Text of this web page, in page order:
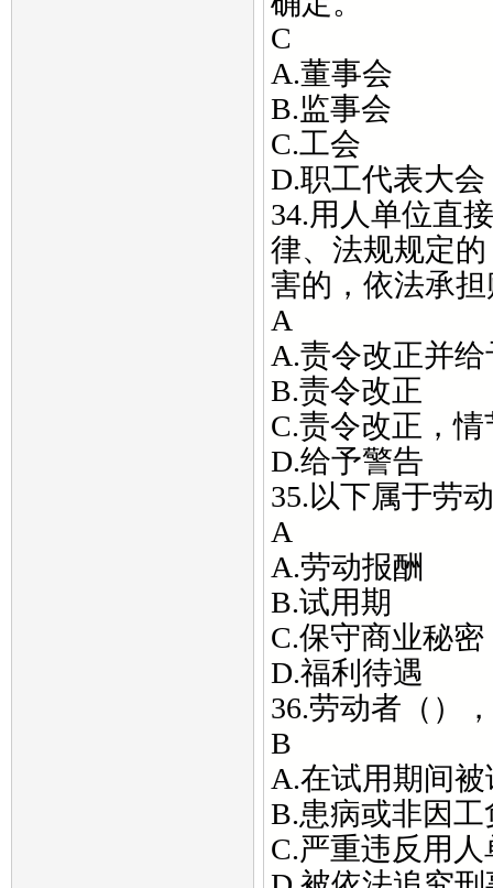
C
A.董事会
B.监事会
C.工会
D.职工代表大会
34.用人单位直
律、法规规定
害的，依法承
A
A.责令改正并
B.责令改正
C.责令改正，
D.给予警告
35.以下属于劳
A
A.劳动报酬
B.试用期
C.保守商业秘密
D.福利待遇
36.劳动者（）
B
A.在试用期间
B.患病或非因
C.严重违反用